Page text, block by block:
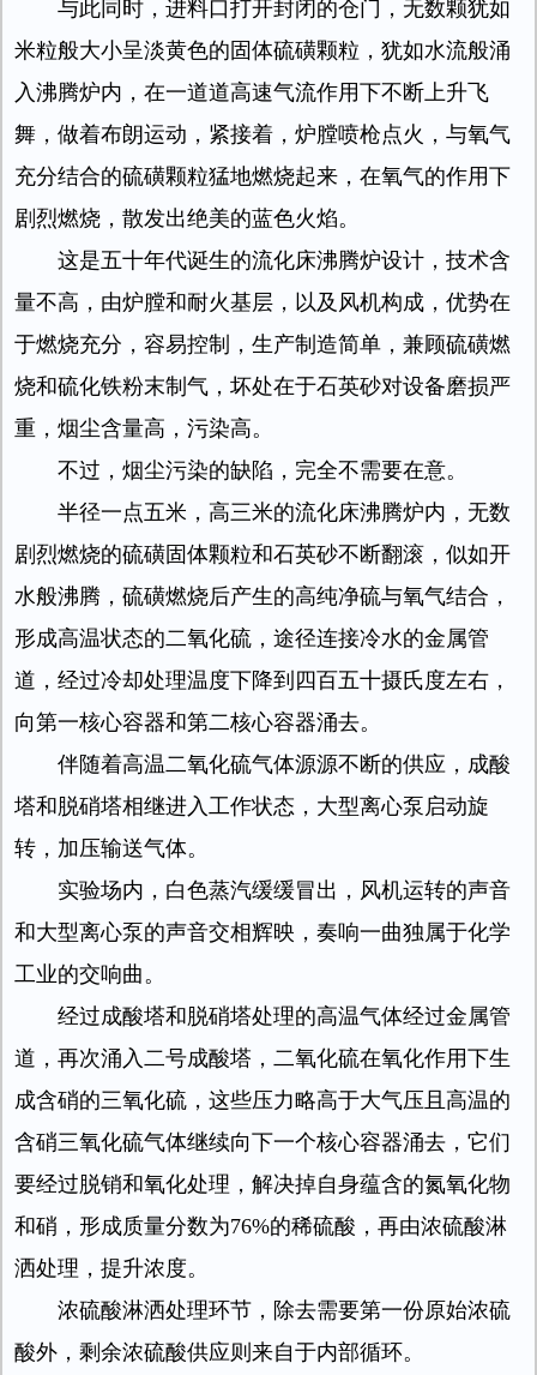
与此同时，进料口打开封闭的仓门，无数颗犹如
米粒般大小呈淡黄色的固体硫磺颗粒，犹如水流般涌
入沸腾炉内，在一道道高速气流作用下不断上升飞
舞，做着布朗运动，紧接着，炉膛喷枪点火，与氧气
充分结合的硫磺颗粒猛地燃烧起来，在氧气的作用下
剧烈燃烧，散发出绝美的蓝色火焰。
这是五十年代诞生的流化床沸腾炉设计，技术含
量不高，由炉膛和耐火基层，以及风机构成，优势在
于燃烧充分，容易控制，生产制造简单，兼顾硫磺燃
烧和硫化铁粉末制气，坏处在于石英砂对设备磨损严
重，烟尘含量高，污染高。
不过，烟尘污染的缺陷，完全不需要在意。
半径一点五米，高三米的流化床沸腾炉内，无数
剧烈燃烧的硫磺固体颗粒和石英砂不断翻滚，似如开
水般沸腾，硫磺燃烧后产生的高纯净硫与氧气结合，
形成高温状态的二氧化硫，途径连接冷水的金属管
道，经过冷却处理温度下降到四百五十摄氏度左右，
向第一核心容器和第二核心容器涌去。
伴随着高温二氧化硫气体源源不断的供应，成酸
塔和脱硝塔相继进入工作状态，大型离心泵启动旋
转，加压输送气体。
实验场内，白色蒸汽缓缓冒出，风机运转的声音
和大型离心泵的声音交相辉映，奏响一曲独属于化学
工业的交响曲。
经过成酸塔和脱硝塔处理的高温气体经过金属管
道，再次涌入二号成酸塔，二氧化硫在氧化作用下生
成含硝的三氧化硫，这些压力略高于大气压且高温的
含硝三氧化硫气体继续向下一个核心容器涌去，它们
要经过脱销和氧化处理，解决掉自身蕴含的氮氧化物
和硝，形成质量分数为76%的稀硫酸，再由浓硫酸淋
洒处理，提升浓度。
浓硫酸淋洒处理环节，除去需要第一份原始浓硫
酸外，剩余浓硫酸供应则来自于内部循环。